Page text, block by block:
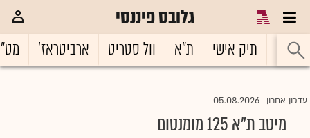
גלובס פיננסי
ראשי תיק אישי ת"א וול סטריט ארביטראז'
עדכון אחרון 05.08.2026
מיטב ת"א 125 מומנטום